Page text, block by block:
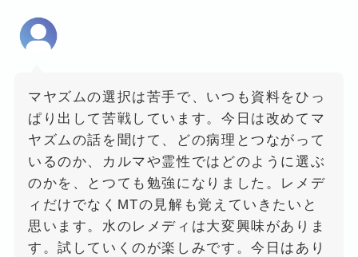
マヤズムの選択は苦手で、いつも資料をひっ
ぱり出して苦戦しています。今日は改めてマ
ヤズムの話を聞けて、どの病理とつながって
いるのか、カルマや霊性ではどのように選ぶ
のかを、とつても勉強になりました。レメデ
ィだけでなくMTの見解も覚えていきたいと
思います。水のレメディは大変興味がありま
す。試していくのが楽しみです。今日はあり